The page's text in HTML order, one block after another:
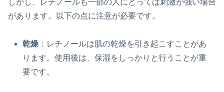
があります。以下の点に注意が必要です。
乾燥 ：レチノールは肌の乾燥を引き起こすことがあ
ります。使用後は、保湿をしっかりと行うことが重
要です。